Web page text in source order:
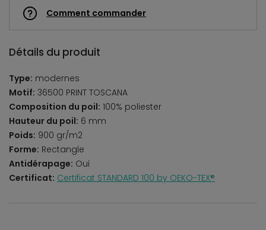
Comment commander
Détails du produit
Type: modernes
Motif: 36500 PRINT TOSCANA
Composition du poil: 100% poliester
Hauteur du poil: 6 mm
Poids: 900 gr/m2
Forme: Rectangle
Antidérapage: Oui
Certificat: Certificat STANDARD 100 by OEKO-TEX®